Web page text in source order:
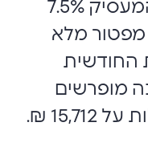
חודש לכל היותר 2.5% והמעסיק 7.5%
מפטור מלא
החודשית
מופרשים
₪.